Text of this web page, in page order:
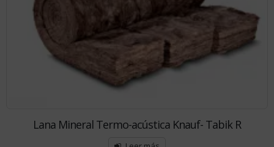
Lana Mineral Termo-acústica Knauf- Tabik R